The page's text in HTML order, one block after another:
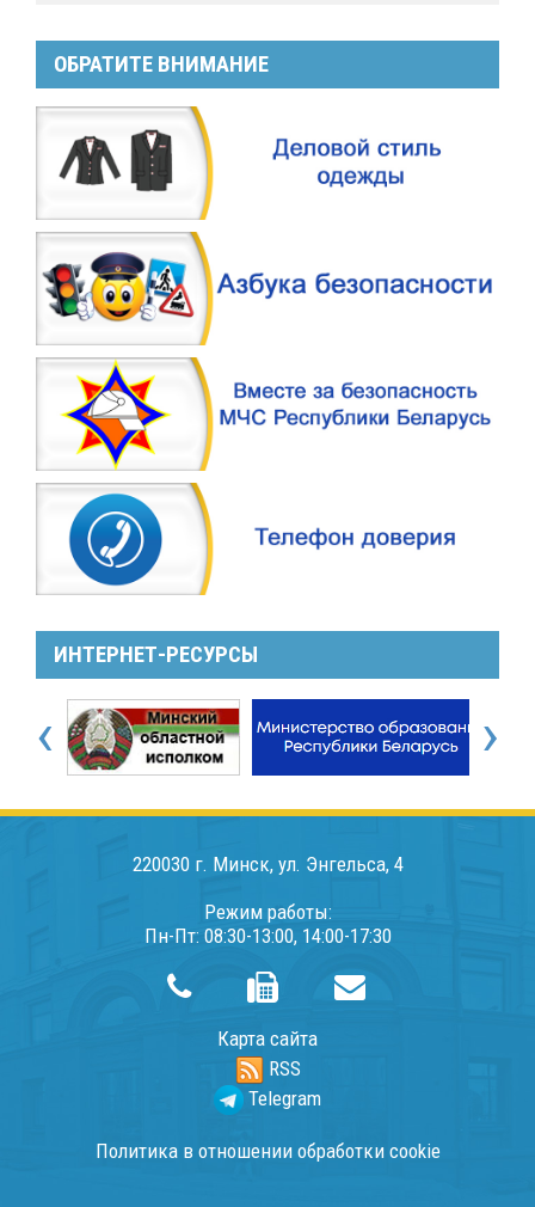
ОБРАТИТЕ ВНИМАНИЕ
ИНТЕРНЕТ-РЕСУРСЫ
‹ ›
220030 г. Минск, ул. Энгельса, 4
Режим работы:
Пн-Пт: 08:30-13:00, 14:00-17:30
Карта сайта
RSS
Telegram
Политика в отношении обработки cookie